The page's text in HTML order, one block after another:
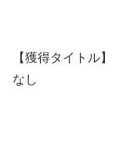
【獲得タイトル】
なし